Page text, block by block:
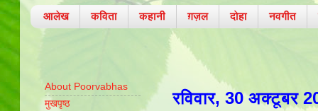
आलेख कविता कहानी ग़ज़ल दोहा नवगीत
रविवार, 30 अक्टूबर
About Poorvabhas
मुखपृष्ठ